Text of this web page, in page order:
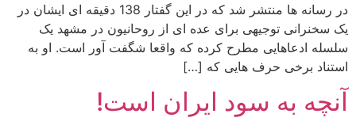
در رسانه ها منتشر شد که در این گفتار 138 دقیقه ای ایشان در
یک سخنرانی توجیهی برای عده ای از روحانیون در مشهد یک
سلسله ادعاهایی مطرح کرده که واقعا شگفت آور است. او به
استناد برخی حرف هایی که […]
آنچه به سود ایران است!